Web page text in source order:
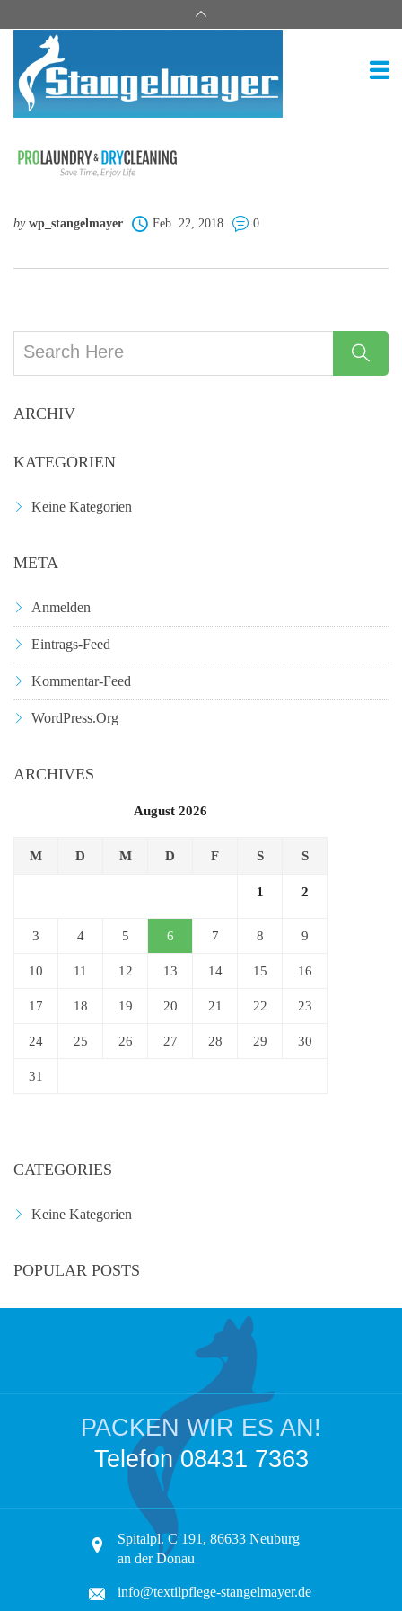
by wp_stangelmayer Feb. 22, 2018 0
ARCHIV
KATEGORIEN
Keine Kategorien
META
Anmelden
Eintrags-Feed
Kommentar-Feed
WordPress.org
ARCHIVES
August 2026
M D M D F S S
1 2
3 4 5 6 7 8 9
10 11 12 13 14 15 16
17 18 19 20 21 22 23
24 25 26 27 28 29 30
31
CATEGORIES
Keine Kategorien
POPULAR POSTS
PACKEN WIR ES AN!
Telefon 08431 7363
Spitalpl. C 191, 86633 Neuburg
an der Donau
info@textilpflege-stangelmayer.de